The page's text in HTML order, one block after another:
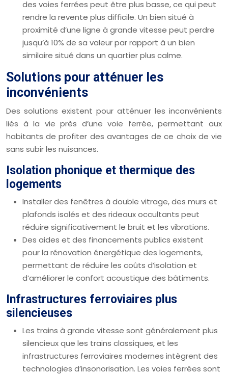
des voies ferrées peut être plus basse, ce qui peut
rendre la revente plus difficile. Un bien situé à
proximité d’une ligne à grande vitesse peut perdre
jusqu’à 10% de sa valeur par rapport à un bien
similaire situé dans un quartier plus calme.
Solutions pour atténuer les
inconvénients
Des solutions existent pour atténuer les inconvénients
liés à la vie près d’une voie ferrée, permettant aux
habitants de profiter des avantages de ce choix de vie
sans subir les nuisances.
Isolation phonique et thermique des
logements
Installer des fenêtres à double vitrage, des murs et
plafonds isolés et des rideaux occultants peut
réduire significativement le bruit et les vibrations.
Des aides et des financements publics existent
pour la rénovation énergétique des logements,
permettant de réduire les coûts d’isolation et
d’améliorer le confort acoustique des bâtiments.
Infrastructures ferroviaires plus
silencieuses
Les trains à grande vitesse sont généralement plus
silencieux que les trains classiques, et les
infrastructures ferroviaires modernes intègrent des
technologies d’insonorisation. Les voies ferrées sont